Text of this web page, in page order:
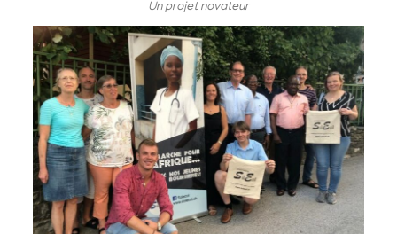
Un projet novateur